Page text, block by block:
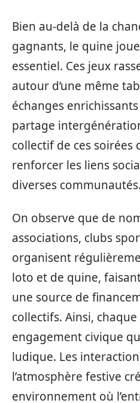
Bien au-delà de la
gagnants, le quine
essentiel. Ces jeux
autour d’une même
échanges
partage
collectif de ces soirées
renforcer les liens
diverses communautés.
On observe que de
associations, clubs
organisent
loto et de quine,
une source de
collectifs. Ainsi,
engagement civique
ludique. Les
l’atmosphère festive
environnement où